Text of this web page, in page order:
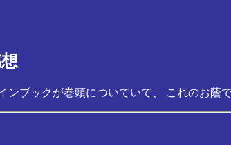
ブックが巻頭についていて、 これのお蔭